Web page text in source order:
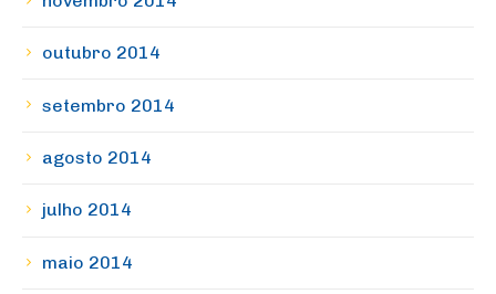
outubro 2014
setembro 2014
agosto 2014
julho 2014
maio 2014